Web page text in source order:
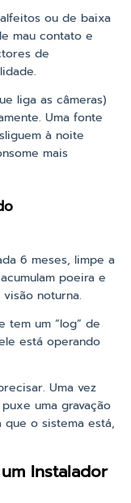
ou de baixa
mau contato e
de
liga as câmeras)
Uma fonte
à noite
mais
6 meses, limpe a
poeira e
noturna.
tem um “log” de
está operando
Uma vez
uma gravação
que o sistema está,
Instalador